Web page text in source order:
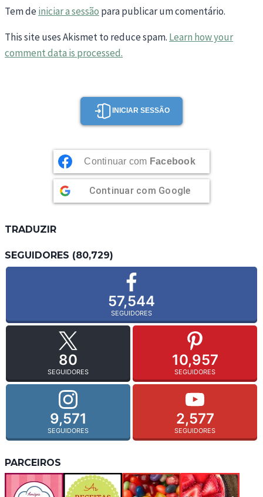
Tem deiniciar a sessão para publicar um comentário.
This site uses Akismet to reduce spam. Learn how your
comment data is processed.
INICIAR SESSÃO
Continuar com Facebook
Continuar com Google
TRADUZIR
SEGUIDORES (80,729)
57,544
SEGUIDORES
80
SEGUIDORES
10,957
SEGUIDORES
9,571
SEGUIDORES
2,577
SEGUIDORES
PARCEIROS